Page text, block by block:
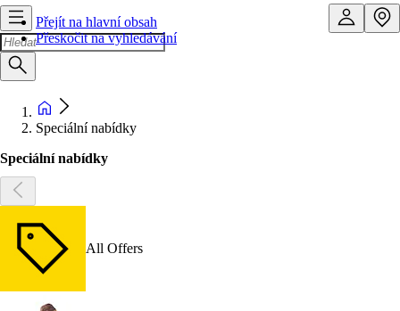
Přejít na hlavní obsah
Přeskočit na vyhledávání
Speciální nabídky
Speciální nabídky
All Offers